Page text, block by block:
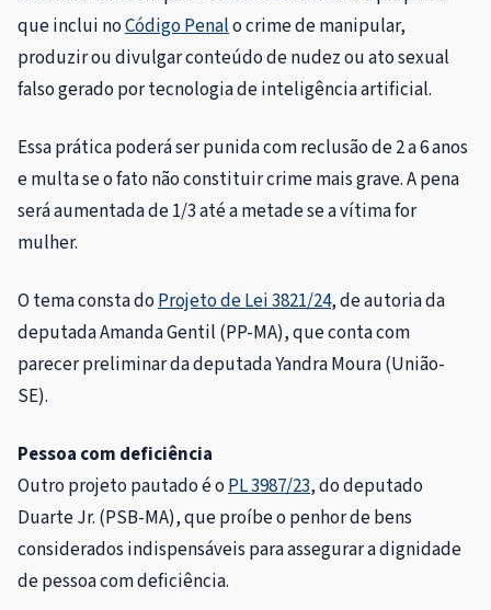
que inclui noCódigo Penalo crime de manipular,
produzir ou divulgar conteúdo de nudez ou ato sexual
falso gerado por tecnologia de inteligência artificial.
Essa prática poderá ser punida comreclusãode 2 a 6 anos
e multa se o fato não constituir crime mais grave. A pena
será aumentada de 1/3 até a metade se a vítima for
mulher.
O tema consta do Projeto de Lei 3821/24, de autoria da
deputada Amanda Gentil (PP-MA), que conta com
parecer preliminar da deputada Yandra Moura (União-
SE).
Pessoa com deficiência
Outro projeto pautado é o PL 3987/23, do deputado
Duarte Jr. (PSB-MA), que proíbe o penhor de bens
considerados indispensáveis para assegurar a dignidade
de pessoa com deficiência.